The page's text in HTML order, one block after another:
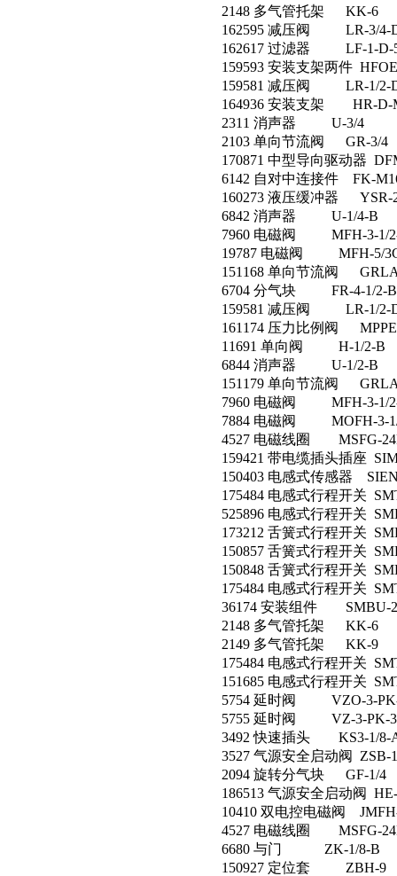
2148 多气管托架 KK-6
162595 减压阀 LR-3/4-
162617 过滤器 LF-1-D-
159593 安装支架两件
159581 减压阀 LR-1/2-
164936 安装支架 HR-D-
2311 消声器 U-3/4
2103 单向节流阀 GR-3/4
170871 中型导向驱动器
6142 自对中连接件 FK-
160273 液压缓冲器 YSR-
6842 消声器 U-1/4-B
7960 电磁阀 MFH-3-1/
19787 电磁阀 MFH-5/
151168 单向节流阀
6704 分气块 FR-4-1/2-B
159581 减压阀 LR-1/2-
161174 压力比例阀
11691 单向阀 H-1/2-B
6844 消声器 U-1/2-B
151179 单向节流阀
7960 电磁阀 MFH-3-1/
7884 电磁阀 MOFH-3-
4527 电磁线圈 MSFG-
159421 带电缆插头插座
150403 电感式传感器
175484 电感式行程开关
525896 电感式行程开关
173212 舌簧式行程开关
150857 舌簧式行程开关
150848 舌簧式行程开关
175484 电感式行程开关
36174 安装组件 SMBU-
2148 多气管托架 KK-6
2149 多气管托架 KK-9
175484 电感式行程开关
151685 电感式行程开关
5754 延时阀 VZO-3-
5755 延时阀 VZ-3-PK-3
3492 快速插头 KS3-1/8-
3527 气源安全启动阀 ZSB-
2094 旋转分气块 GF-1/4
186513 气源安全启动阀
10410 双电控电磁阀
4527 电磁线圈 MSFG-
6680 与门 ZK-1/8-B
150927 定位套 ZBH-9